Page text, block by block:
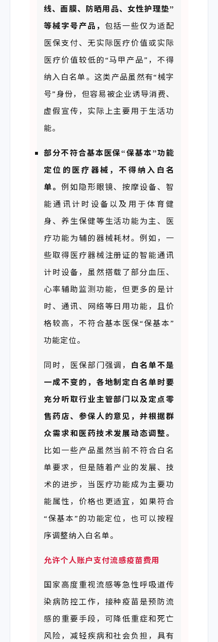
线、面膜、 防晒用品、女性护理垫”
等械字号产品， 包括一些仅为适配
医保支付、无实际医疗价值或实际
医疗价值较低的“马甲产品”，不得
纳入白名单。这类产品虽然有“械字
号”身份，但容易被企业诱导消费、
虚假宣传，实际上主要用于生活功
能。
部分不符合基本医保“保基本”功能
定位的医疗器械，不得纳入白名
单。 例如隐形眼镜、按摩设备、智
能通讯计时设备以及用于体育健
身、养生保健等生活功能为主、医
疗功能为辅的器械耗材。例如，一
些取得医疗器械注册证的智能通讯
计时设备，虽然搭载了部分血压、
心率辅助监测功能，但更多的是计
时、通讯、网络等日用功能，且价
格较高，不符合基本医保“保基本”
功能定位。
同时，医保部门强调， 白名单不是
一成不变的， 各地制定白名单时要
充分听取行业主管部门以及定点零
售药店、参保人的意见 ，并根据群
众需求和医药技术发展动态调整。
比如一些产品虽然当前不符合白名
单要求，但是随着产业的发展、技
术的进步，当医疗功能成为主要功
能属性，价格也更适宜，如果符合
“保基本”的功能定位，也可以按程
序调整纳入白名单。
允许个人账户支付流感疫苗费用
国家高度重视流感等急性呼吸道传
染病防控工作，接种疫苗是预防流
感的重要手段，可降低重症和死亡
风险，减轻疾病和社会负担，具有